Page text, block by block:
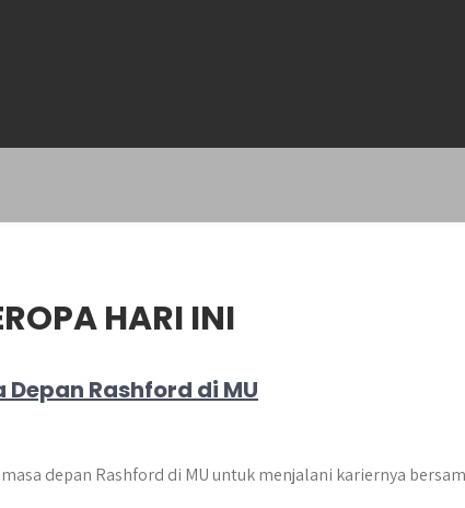
HARI INI
Rashford di MU
depan Rashford di MU untuk menjalani kariernya